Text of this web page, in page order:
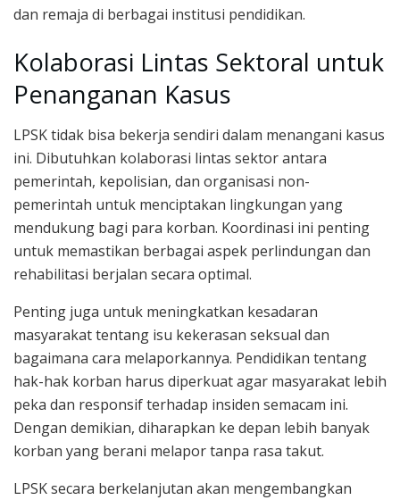
dan remaja di berbagai institusi pendidikan.
Kolaborasi Lintas Sektoral untuk
Penanganan Kasus
LPSK tidak bisa bekerja sendiri dalam menangani kasus
ini. Dibutuhkan kolaborasi lintas sektor antara
pemerintah, kepolisian, dan organisasi non-
pemerintah untuk menciptakan lingkungan yang
mendukung bagi para korban. Koordinasi ini penting
untuk memastikan berbagai aspek perlindungan dan
rehabilitasi berjalan secara optimal.
Penting juga untuk meningkatkan kesadaran
masyarakat tentang isu kekerasan seksual dan
bagaimana cara melaporkannya. Pendidikan tentang
hak-hak korban harus diperkuat agar masyarakat lebih
peka dan responsif terhadap insiden semacam ini.
Dengan demikian, diharapkan ke depan lebih banyak
korban yang berani melapor tanpa rasa takut.
LPSK secara berkelanjutan akan mengembangkan